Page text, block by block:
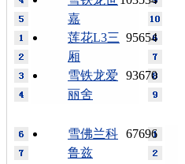
嘉
95654
莲花L3三
厢
93670
雪铁龙爱
丽舍
67696
雪佛兰科
鲁兹